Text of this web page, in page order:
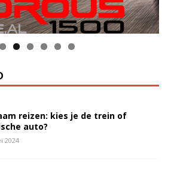
reizen: kies je de trein of
auto?
2024